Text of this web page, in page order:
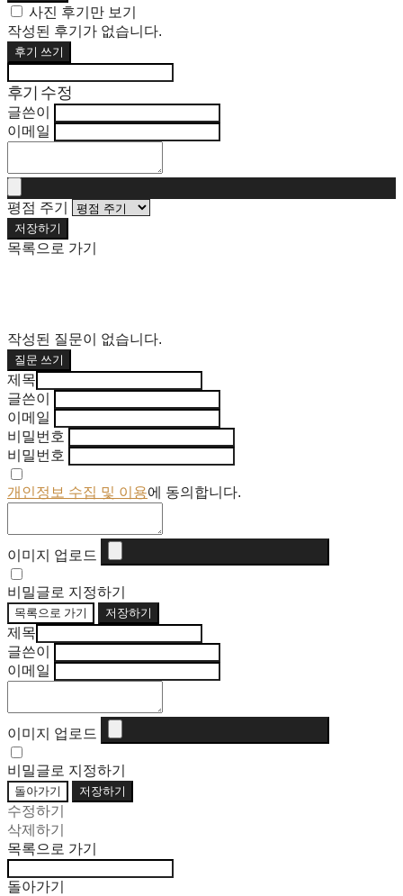
사진 후기만 보기
작성된 후기가 없습니다.
후기 쓰기
후기 수정
글쓴이
이메일
평점 주기
저장하기
목록으로 가기
작성된 질문이 없습니다.
질문 쓰기
제목
글쓴이
이메일
비밀번호
비밀번호
개인정보 수집 및 이용에 동의합니다.
이미지 업로드
비밀글로 지정하기
목록으로 가기 저장하기
제목
글쓴이
이메일
이미지 업로드
비밀글로 지정하기
돌아가기 저장하기
수정하기
삭제하기
목록으로 가기
돌아가기